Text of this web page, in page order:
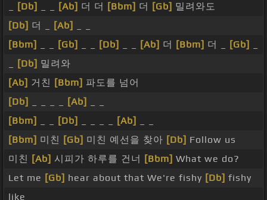
[Db] [Ab] 더 더 [Bbm] 더 [Gb] 밀려와도
[Db] 더 _ [Ab]
[Bbm]
[Gb] [Db] [Ab] 더 [Bbm] 더 _ [Gb]
[Db] 밀려와
[Ab] 거친 [Bbm] 파도를 넘어
[Db]
[Ab]
[Bbm]
[Db] [Ab]
[Bbm] 미친 [Gb] 미친 예선을 찾아 [Db] Follow us
미친 [Ab] 시피가 하루를 건너 [Bbm] What we do?
Let me [Gb] hear about that We're fishy [Db] fishy
like _ _